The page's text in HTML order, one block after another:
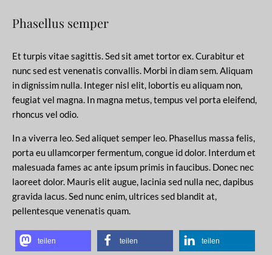
Phasellus semper
Et turpis vitae sagittis. Sed sit amet tortor ex. Curabitur et
nunc sed est venenatis convallis. Morbi in diam sem. Aliquam
in dignissim nulla. Integer nisl elit, lobortis eu aliquam non,
feugiat vel magna. In magna metus, tempus vel porta eleifend,
rhoncus vel odio.
In a viverra leo. Sed aliquet semper leo. Phasellus massa felis,
porta eu ullamcorper fermentum, congue id dolor. Interdum et
malesuada fames ac ante ipsum primis in faucibus. Donec nec
laoreet dolor. Mauris elit augue, lacinia sed nulla nec, dapibus
gravida lacus. Sed nunc enim, ultrices sed blandit at,
pellentesque venenatis quam.
teilen teilen teilen